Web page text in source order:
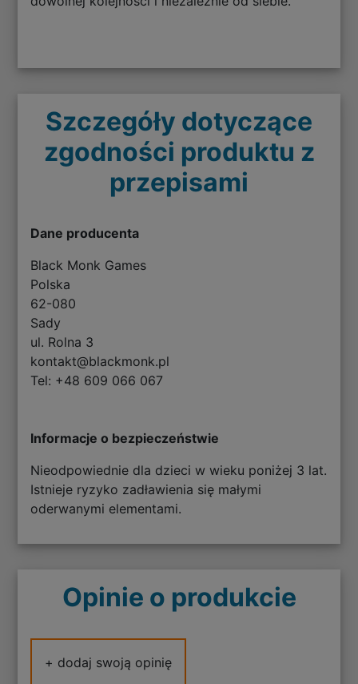
Szczegóły dotyczące
zgodności produktu z
przepisami
Dane producenta
Black Monk Games
Polska
62-080
Sady
ul. Rolna 3
kontakt@blackmonk.pl
Tel: +48 609 066 067
Informacje o bezpieczeństwie
Nieodpowiednie dla dzieci w wieku poniżej 3 lat.
Istnieje ryzyko zadławienia się małymi
oderwanymi elementami.
Opinie o produkcie
+ dodaj swoją opinię